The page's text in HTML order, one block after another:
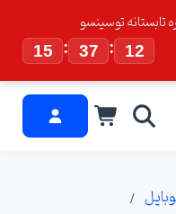
توسینسو
15
: 37 : 11